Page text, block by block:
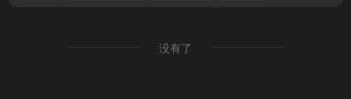
没有了